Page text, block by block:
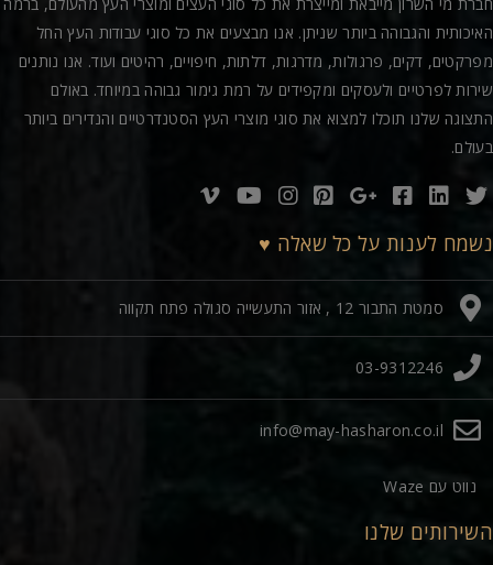
האיכותית והגבוהה ביותר שניתן. אנו מבצעים את כל סוגי עבודות העץ החל
מפרקטים, דקים, פרגולות, מדרגות, דלתות, חיפויים, רהיטים ועוד. אנו נותנים
שירות לפרטיים ולעסקים ומקפידים על רמת גימור גבוהה במיוחד. באולם
התצוגה שלנו תוכלו למצוא את סוגי מוצרי העץ הסטנדרטיים והנדירים ביותר
בעולם.
נשמח לענות על כל שאלה ♥
סמטת התבור 12 , אזור התעשייה סגולה פתח תקווה
03-9312246
info@may-hasharon.co.il
נווט עם Waze
השירותים שלנו